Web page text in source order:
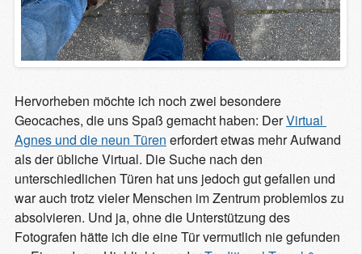
Hervorheben möchte ich noch zwei besondere
Geocaches, die uns Spaß gemacht haben: DerVirtual
Agnes und die neun Türen erfordert etwas mehr Aufwand
als der übliche Virtual. Die Suche nach den
unterschiedlichen Türen hat uns jedoch gut gefallen und
war auch trotz vieler Menschen im Zentrum problemlos zu
absolvieren. Und ja, ohne die Unterstützung des
Fotografen hätte ich die eine Tür vermutlich nie gefunden